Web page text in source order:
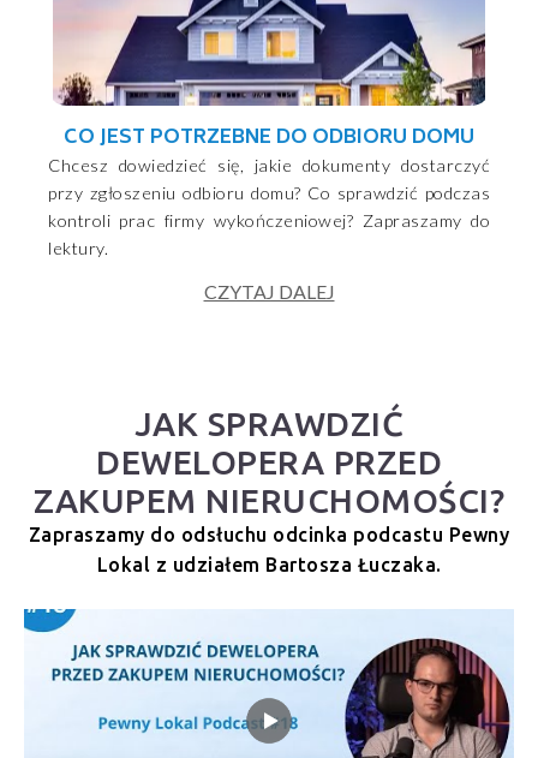
CO JEST POTRZEBNE DO ODBIORU DOMU
Chcesz dowiedzieć się, jakie dokumenty dostarczyć
przy zgłoszeniu odbioru domu? Co sprawdzić podczas
kontroli prac firmy wykończeniowej? Zapraszamy do
lektury.
CZYTAJ DALEJ
JAK SPRAWDZIĆ
DEWELOPERA PRZED
ZAKUPEM NIERUCHOMOŚCI?
Zapraszamy do odsłuchu odcinka podcastu Pewny
Lokal z udziałem Bartosza Łuczaka.